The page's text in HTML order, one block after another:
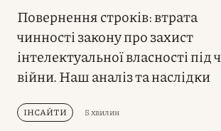
Повернення строків: втрата
чинності закону про захист
інтелектуальної власності під
війни. Наш аналіз та наслідки
ІНСАЙТИ 5 хвилин